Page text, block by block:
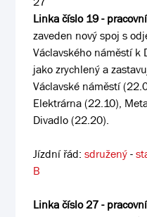
Linka číslo 19 -
zaveden nový spoj s
Václavského náměstí k
jako zrychlený a
Václavské náměstí
Elektrárna (22.10),
Divadlo (22.20).
Jízdní řád:sdružený-
B
Linka číslo 27 -